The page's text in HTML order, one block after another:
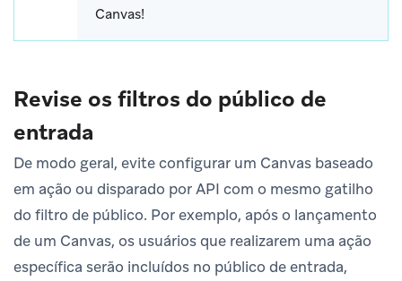
Canvas!
Revise os filtros do público de
entrada
De modo geral, evite configurar um Canvas baseado
em ação ou disparado por API com o mesmo gatilho
do filtro de público. Por exemplo, após o lançamento
de um Canvas, os usuários que realizarem uma ação
específica serão incluídos no público de entrada,